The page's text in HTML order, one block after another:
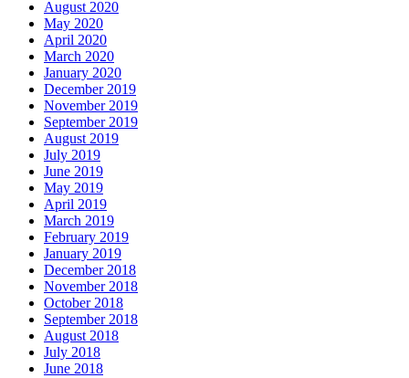
August 2020
May 2020
April 2020
March 2020
January 2020
December 2019
November 2019
September 2019
August 2019
July 2019
June 2019
May 2019
April 2019
March 2019
February 2019
January 2019
December 2018
November 2018
October 2018
September 2018
August 2018
July 2018
June 2018